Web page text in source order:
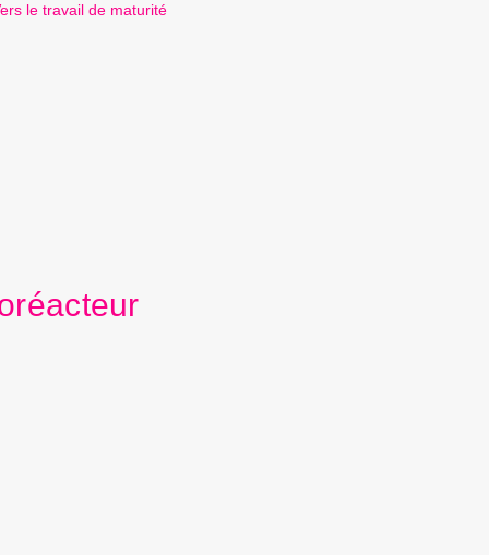
le travail de maturité